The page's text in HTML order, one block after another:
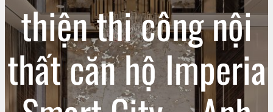
thiện thi công nội
thất căn hộ Imperia